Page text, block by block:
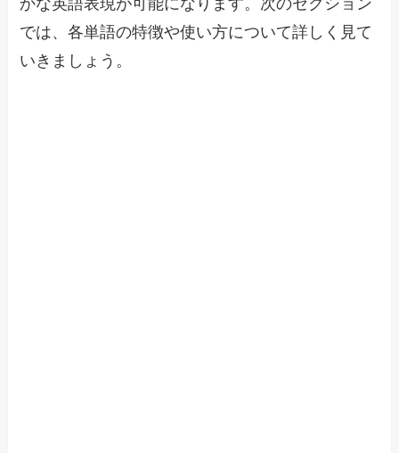
では、各単語の特徴や使い方について詳しく見て
いきましょう。